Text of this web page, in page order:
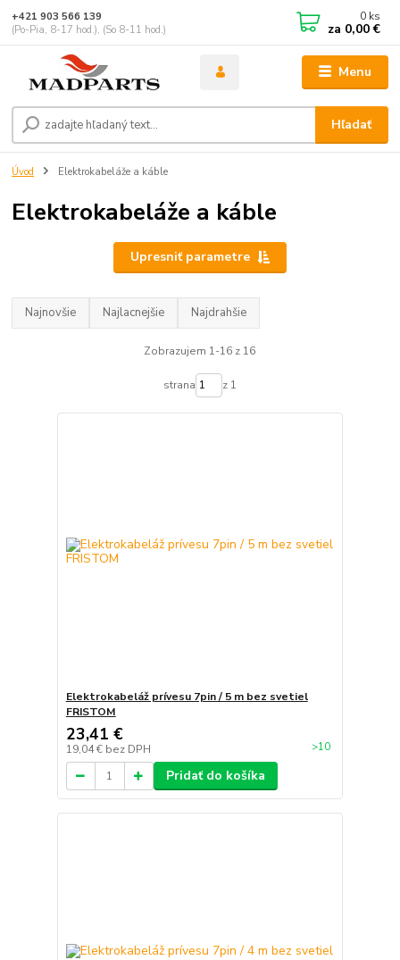
Menu
Hľadať
+421 903 566 139
(Po-Pia, 8-17 hod.), (So 8-11 hod.)
0 ks
za 0,00 €
Úvod Elektrokabeláže a káble
Elektrokabeláže a káble
Upresniť parametre
Najnovšie Najlacnejšie Najdrahšie
Zobrazujem 1-16 z 16
strana z 1
Elektrokabeláž prívesu 7pin / 5 m bez svetiel
FRISTOM
23,41 €
19,04 € bez DPH >10
Pridať do košíka